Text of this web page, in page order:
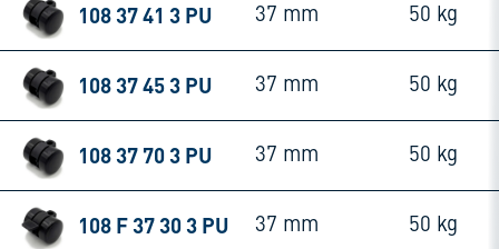
108 37 41 3 PU 37 mm 50 kg
108 37 45 3 PU 37 mm 50 kg
108 37 70 3 PU 37 mm 50 kg
108 F 37 30 3 PU 37 mm 50 kg